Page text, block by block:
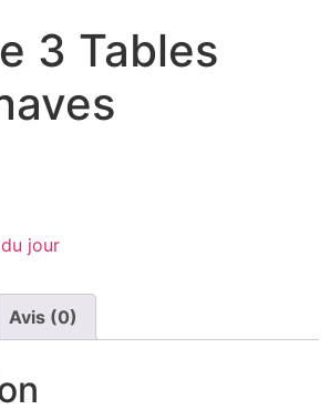
3 Tables
jour
Avis (0)